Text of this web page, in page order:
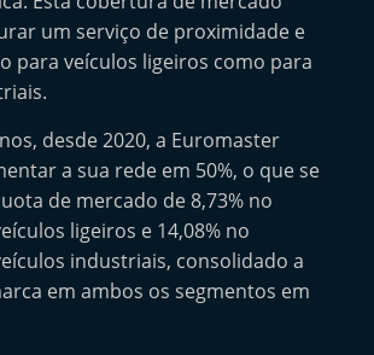
A
f
t
e
r
m
a
r
um serviço de proximidade e
para veículos ligeiros como para
desde 2020, a Euromaster
a sua rede em 50%, o que se
de mercado de 8,73% no
ligeiros e 14,08% no
industriais, consolidado a
em ambos os segmentos em